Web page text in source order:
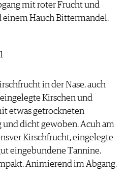
mit roter Frucht und
Hauch Bittermandel.
in der Nase, auch
Kirschen und
etwas getrockneten
und dicht gewoben. Acuh am
Kirschfrucht, eingelegte
eingebundene Tannine.
Animierend im Abgang,